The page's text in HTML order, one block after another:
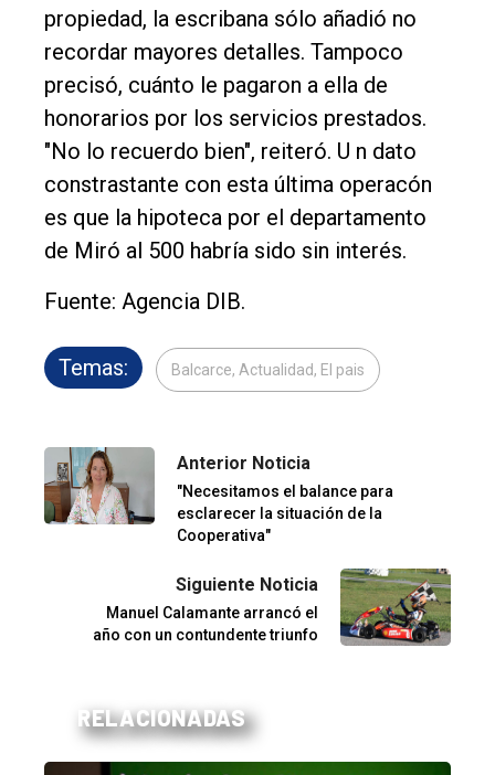
propiedad, la escribana sólo añadió no
recordar mayores detalles. Tampoco
precisó, cuánto le pagaron a ella de
honorarios por los servicios prestados.
"No lo recuerdo bien", reiteró. U n dato
constrastante con esta última operacón
es que la hipoteca por el departamento
de Miró al 500 habría sido sin interés.
Fuente: Agencia DIB.
Temas: Balcarce, Actualidad, El pais
Anterior Noticia
"Necesitamos el balance para
esclarecer la situación de la
Cooperativa"
Siguiente Noticia
Manuel Calamante arrancó el
año con un contundente triunfo
RELACIONADAS